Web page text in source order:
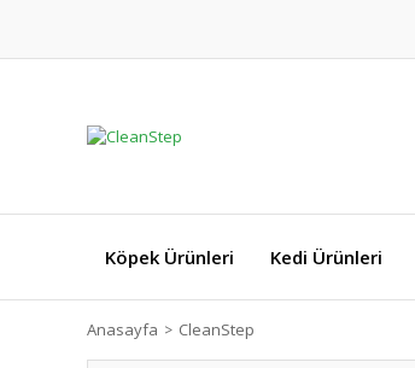
Köpek Ürünleri Kedi Ürünleri
Anasayfa CleanStep